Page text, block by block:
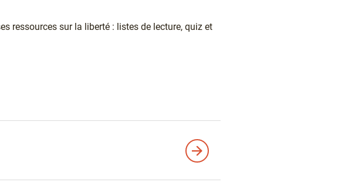
ressources sur la liberté : listes de lecture, quiz et